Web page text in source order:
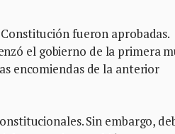
fueron aprobadas.
el gobierno de la primera
encomiendas de la anterior
Sin embargo,